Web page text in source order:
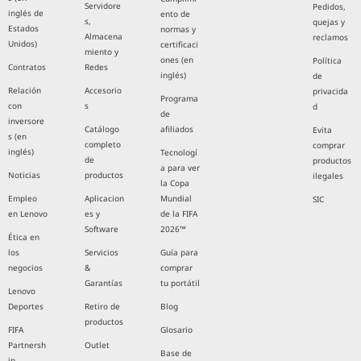
inglés de
Estados
Unidos)
Contratos
Relación
con
inversore
s (en
inglés)
Noticias
Empleo
en Lenovo
Ética en
los
negocios
Lenovo
Deportes
FIFA
Partnersh
Servidore
s,
Almacena
miento y
Redes
Accesorio
s
Catálogo
completo
de
productos
Aplicacion
es y
Software
Servicios
&
Garantías
Retiro de
productos
Outlet
ento de
normas y
certificaci
ones (en
inglés)
Programa
de
afiliados
Tecnologí
a para ver
la Copa
Mundial
de la FIFA
2026™
Guía para
comprar
tu portátil
Blog
Glosario
Base de
Pedidos,
quejas y
reclamos
Política
de
privacida
d
Evita
comprar
productos
ilegales
SIC